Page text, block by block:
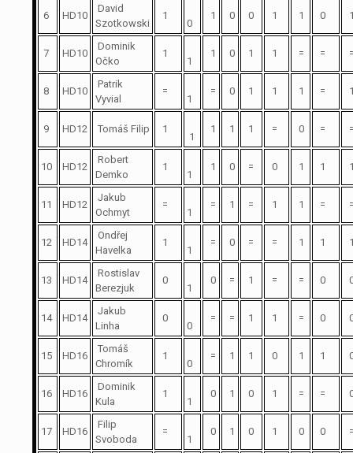
6 HD10
David
Szotkowski
1
0
1 0 0 1 1 0
7 HD10
Dominik
Očko
1
1
1 0 1 1 = =
8 HD10
Patrik
Vyvial
=
1
= 0 1 1 1 =
9 HD12 Tomáš Filip 1
1
1 1 1 = 0 =
10 HD12
Robert
Demko
1
1
1 0 = 0 1 1
11 HD12
Jakub
Ochmyt
=
1
= 1 = 1 1 =
12 HD14
Ondřej
Havelka
1
1
= 0 = = 1 1
13 HD14
Rostislav
Berezjuk
0
1
0 = 1 = = 0
14 HD14
Jakub
Linha
0
0
= = 1 1 = 0
15 HD16
Tomáš
Chromík
1
0
= 1 1 0 1 1
16 HD16
Dominik
Kula
1
1
0 1 0 1 = =
17 HD16
Filip
Svoboda
=
1
0 1 0 1 0 0